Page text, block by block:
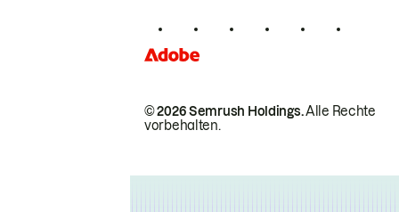
© 2026 Semrush Holdings.Alle Rechte
vorbehalten.